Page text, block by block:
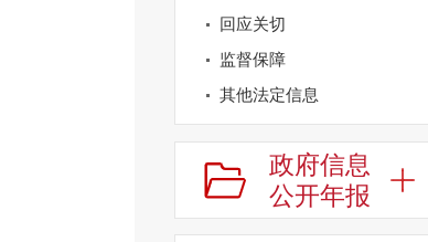
回应关切
监督保障
其他法定信息
政府信息
公开年报